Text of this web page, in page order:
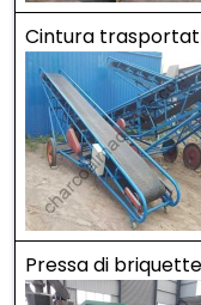
Cintura
Pressa di